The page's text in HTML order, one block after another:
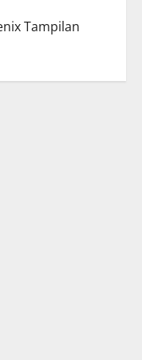
Tampilan